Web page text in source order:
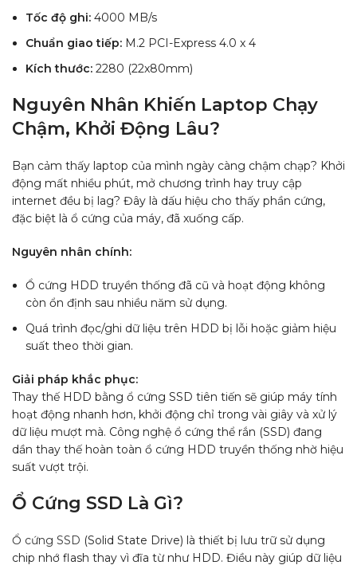
Tốc độ ghi: 4000 MB/s
Chuẩn giao tiếp: M.2 PCI-Express 4.0 x 4
Kích thước: 2280 (22x80mm)
Nguyên Nhân Khiến Laptop Chạy
Chậm, Khởi Động Lâu?
Bạn cảm thấy laptop của mình ngày càng chậm chạp? Khởi
động mất nhiều phút, mở chương trình hay truy cập
internet đều bị lag? Đây là dấu hiệu cho thấy phần cứng,
đặc biệt là ổ cứng của máy, đã xuống cấp.
Nguyên nhân chính:
Ổ cứng HDD truyền thống đã cũ và hoạt động không
còn ổn định sau nhiều năm sử dụng.
Quá trình đọc/ghi dữ liệu trên HDD bị lỗi hoặc giảm hiệu
suất theo thời gian.
Giải pháp khắc phục:
Thay thế HDD bằng ổ cứng SSD tiên tiến sẽ giúp máy tính
hoạt động nhanh hơn, khởi động chỉ trong vài giây và xử lý
dữ liệu mượt mà. Công nghệ ổ cứng thể rắn (SSD) đang
dần thay thế hoàn toàn ổ cứng HDD truyền thống nhờ hiệu
suất vượt trội.
Ổ Cứng SSD Là Gì?
Ổ cứng SSD (Solid State Drive) là thiết bị lưu trữ sử dụng
chip nhớ flash thay vì đĩa từ như HDD. Điều này giúp dữ liệu